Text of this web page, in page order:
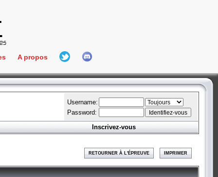
Connect
A propos
L'équipe
Hall Of Fame
Username:
Password:
Inscrivez-vous
RETOURNER À L'ÉPREUVE IMPRIMER